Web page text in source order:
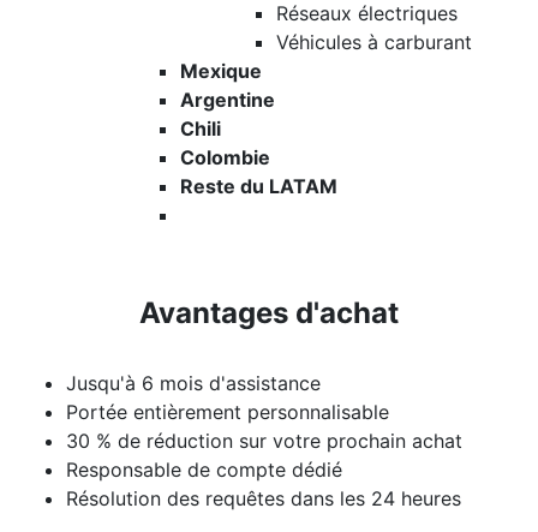
Réseaux électriques
Véhicules à carburant
Mexique
Argentine
Chili
Colombie
Reste du LATAM
Avantages d'achat
Jusqu'à 6 mois d'assistance
Portée entièrement personnalisable
30 % de réduction sur votre prochain achat
Responsable de compte dédié
Résolution des requêtes dans les 24 heures